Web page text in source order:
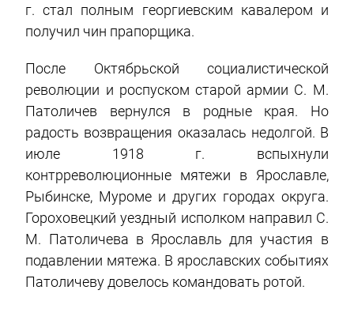
г. стал полным георгиевским кавалером и
получил чин прапорщика.
После Октябрьской социалистической
революции и роспуском старой армии С. М.
Патоличев вернулся в родные края. Но
радость возвращения оказалась недолгой. В
июле 1918 г. вспыхнули
контрреволюционные мятежи в Ярославле,
Рыбинске, Муроме и других городах округа.
Гороховецкий уездный исполком направил С.
М. Патоличева в Ярославль для участия в
подавлении мятежа. В ярославских событиях
Патоличеву довелось командовать ротой.